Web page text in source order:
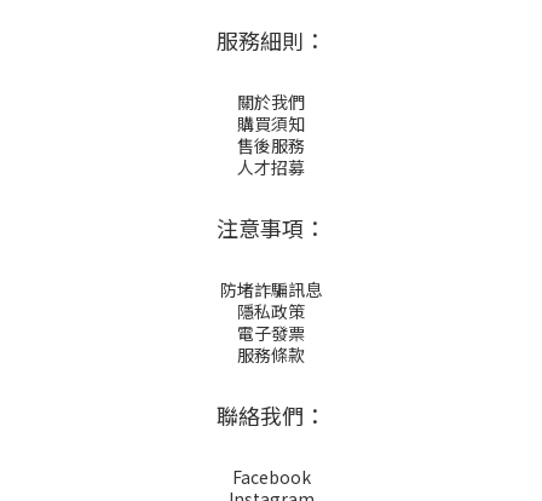
服務細則：
關於我們
購買須知
售後服務
人才招募
注意事項：
防堵詐騙訊息
隱私政策
電子發票
服務條款
聯絡我們：
Facebook